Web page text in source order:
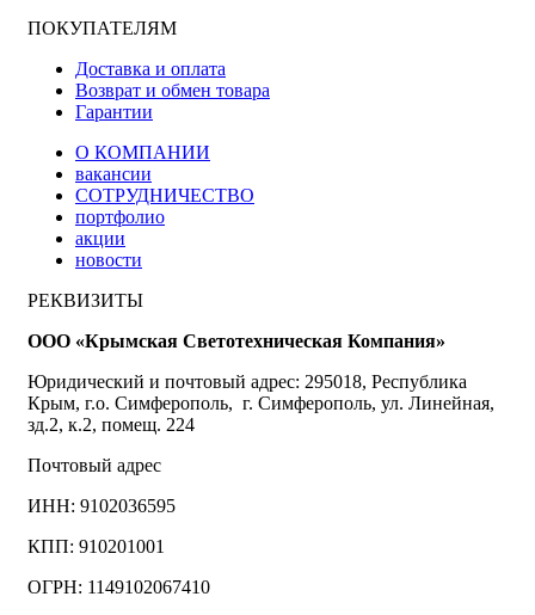
ПОКУПАТЕЛЯМ
Доставка и оплата
Возврат и обмен товара
Гарантии
О КОМПАНИИ
вакансии
СОТРУДНИЧЕСТВО
портфолио
акции
новости
РЕКВИЗИТЫ
ООО «Крымская Светотехническая Компания»
Юридический и почтовый адрес: 295018, Республика
Крым, г.о. Симферополь, г. Симферополь, ул. Линейная,
зд.2, к.2, помещ. 224
Почтовый адрес
ИНН: 9102036595
КПП: 910201001
ОГРН: 1149102067410